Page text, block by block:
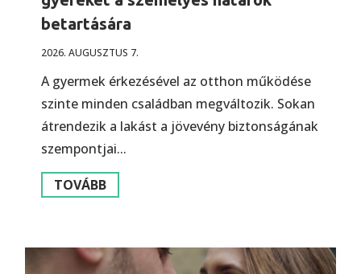
betartására
2026. AUGUSZTUS 7.
A gyermek érkezésével az otthon működése
szinte minden családban megváltozik. Sokan
átrendezik a lakást a jövevény biztonságának
szempontjai...
TOVÁBB